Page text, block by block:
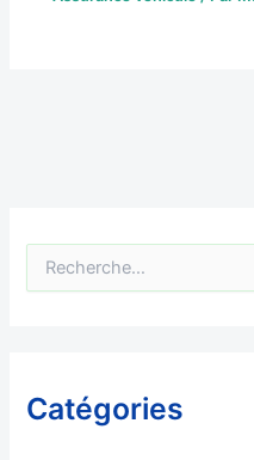
e
c
Catégories